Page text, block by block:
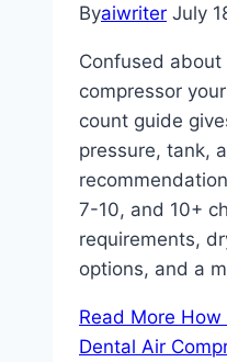
Byaiwriter July
Confused
compressor
count guide
pressure, tank,
7-10, and 10+
requirements,
options, and a
Read More How
Dental Air